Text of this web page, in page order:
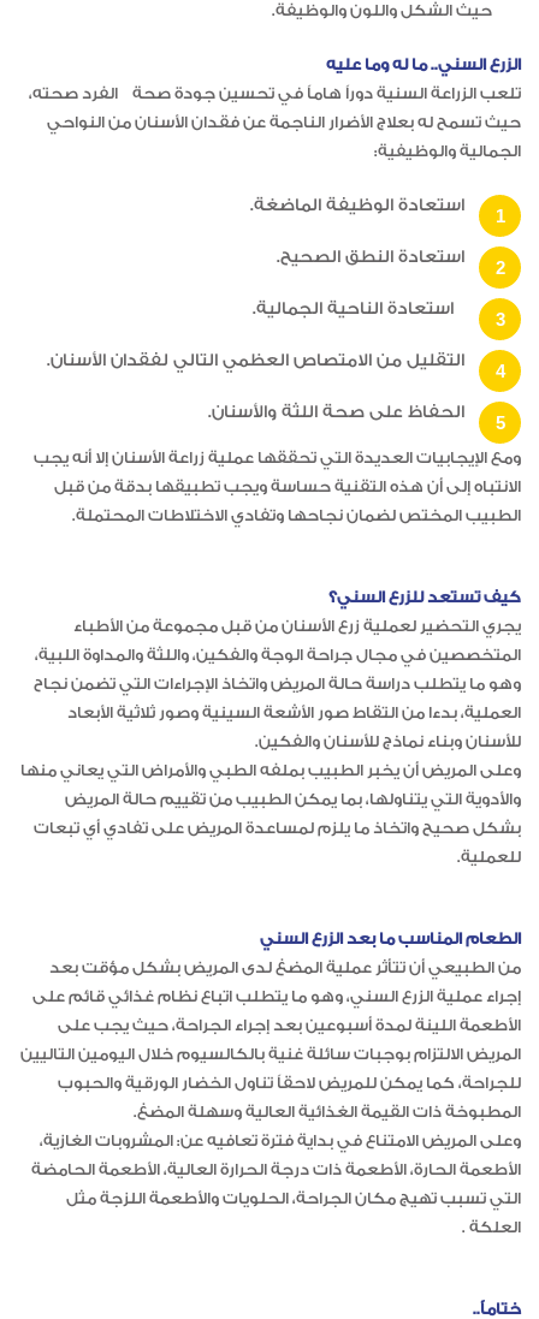
حيث الشكل واللون والوظيفة.
الزرع السني.. ما له وما عليه
تلعب الزراعة السنية دوراً هاماً في تحسين جودة صحة الفرد صحته،
حيث تسمح له بعلاج الأضرار الناجمة عن فقدان الأسنان من النواحي
الجمالية والوظيفية:
استعادة الوظيفة الماضغة.
استعادة النطق الصحيح.
استعادة الناحية الجمالية.
التقليل من الامتصاص العظمي التالي لفقدان الأسنان.
الحفاظ على صحة اللثة والأسنان.
ومع الإيجابيات العديدة التي تحققها عملية زراعة الأسنان إلا أنه يجب
الانتباه إلى أن هذه التقنية حساسة ويجب تطبيقها بدقة من قبل
الطبيب المختص لضمان نجاحها وتفادي الاختلاطات المحتملة.
كيف تستعد للزرع السني؟
يجري التحضير لعملية زرع الأسنان من قبل مجموعة من الأطباء
المتخصصين في مجال جراحة الوجة والفكين، واللثة والمداوة اللبية،
وهو ما يتطلب دراسة حالة المريض واتخاذ الإجراءات التي تضمن نجاح
العملية، بدءا من التقاط صور الأشعة السينية وصور ثلاثية الأبعاد
للأسنان وبناء نماذج للأسنان والفكين.
وعلى المريض أن يخبر الطبيب بملفه الطبي والأمراض التي يعاني منها
والأدوية التي يتناولها، بما يمكن الطبيب من تقييم حالة المريض
بشكل صحيح واتخاذ ما يلزم لمساعدة المريض على تفادي أي تبعات
للعملية.
الطعام المناسب ما بعد الزرع السني
من الطبيعي أن تتأثر عملية المضغ لدى المريض بشكل مؤقت بعد
إجراء عملية الزرع السني، وهو ما يتطلب اتباع نظام غذائي قائم على
الأطعمة اللينة لمدة أسبوعين بعد إجراء الجراحة، حيث يجب على
المريض الالتزام بوجبات سائلة غنية بالكالسيوم خلال اليومين التاليين
للجراحة، كما يمكن للمريض لاحقاً تناول الخضار الورقية والحبوب
المطبوخة ذات القيمة الغذائية العالية وسهلة المضغ.
وعلى المريض الامتناع في بداية فترة تعافيه عن: المشروبات الغازية،
الأطعمة الحارة، الأطعمة ذات درجة الحرارة العالية، الأطعمة الحامضة
التي تسبب تهيج مكان الجراحة، الحلويات والأطعمة اللزجة مثل
العلكة .
ختاماً..